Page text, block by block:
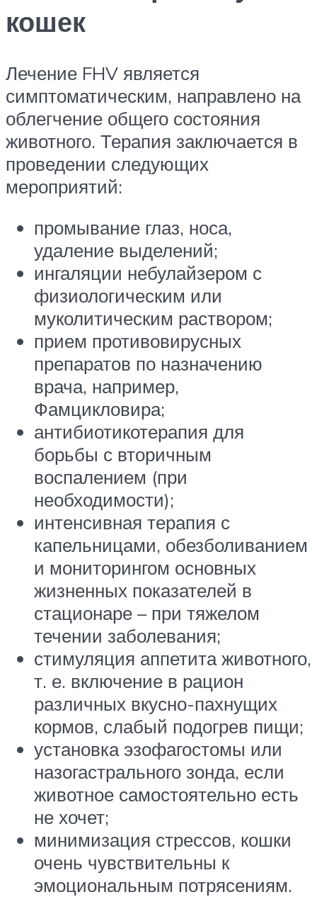
кошек
Лечение FHV является
симптоматическим, направлено на
облегчение общего состояния
животного. Терапия заключается в
проведении следующих
мероприятий:
промывание глаз, носа,
удаление выделений;
ингаляции небулайзером с
физиологическим или
муколитическим раствором;
прием противовирусных
препаратов по назначению
врача, например,
Фамцикловира;
антибиотикотерапия для
борьбы с вторичным
воспалением (при
необходимости);
интенсивная терапия с
капельницами, обезболиванием
и мониторингом основных
жизненных показателей в
стационаре – при тяжелом
течении заболевания;
стимуляция аппетита животного,
т. е. включение в рацион
различных вкусно-пахнущих
кормов, слабый подогрев пищи;
установка эзофагостомы или
назогастрального зонда, если
животное самостоятельно есть
не хочет;
минимизация стрессов, кошки
очень чувствительны к
эмоциональным потрясениям.